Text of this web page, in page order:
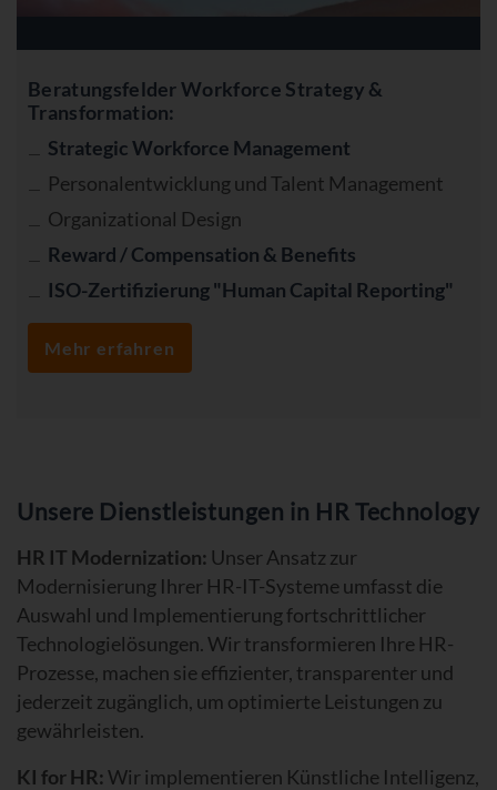
Beratungsfelder Workforce Strategy &
Transformation:
Strategic Workforce Management
Personalentwicklung und Talent Management
Organizational Design
Reward / Compensation & Benefits
ISO-Zertifizierung "Human Capital Reporting"
Mehr erfahren
Unsere Dienstleistungen in HR Technology
HR IT Modernization: Unser Ansatz zur
Modernisierung Ihrer HR-IT-Systeme umfasst die
Auswahl und Implementierung fortschrittlicher
Technologielösungen. Wir transformieren Ihre HR-
Prozesse, machen sie effizienter, transparenter und
jederzeit zugänglich, um optimierte Leistungen zu
gewährleisten.
KI for HR:Wir implementieren Künstliche Intelligenz,